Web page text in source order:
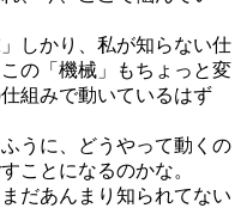
しかり、私が知らない仕
の「機械」もちょっと変
組みで動いているはず
うに、どうやって動くの
ことになるのかな。
だあんまり知られてない